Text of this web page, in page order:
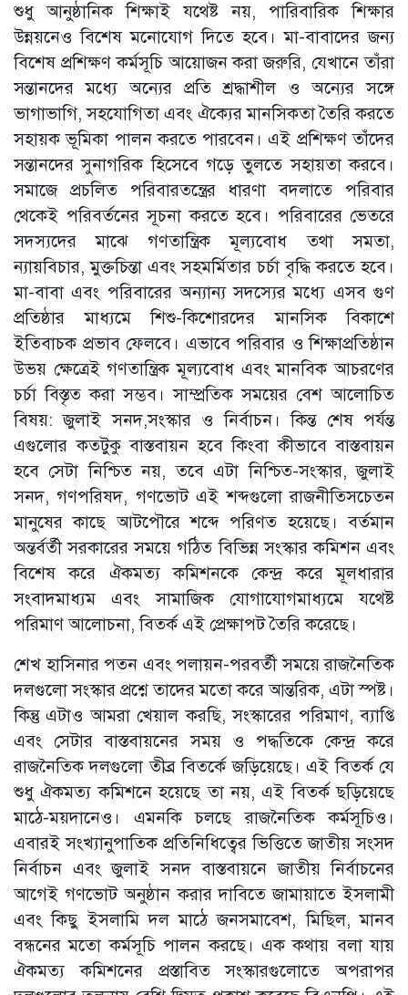
শুধু আনুষ্ঠানিক শিক্ষাই যথেষ্ট নয়, পারিবারিক শিক্ষার
উন্নয়নেও বিশেষ মনোযোগ দিতে হবে। মা-বাবাদের জন্য
বিশেষ প্রশিক্ষণ কর্মসূচি আয়োজন করা জরুরি, যেখানে তাঁরা
সন্তানদের মধ্যে অন্যের প্রতি শ্রদ্ধাশীল ও অন্যের সঙ্গে
ভাগাভাগি, সহযোগিতা এবং ঐক্যের মানসিকতা তৈরি করতে
সহায়ক ভূমিকা পালন করতে পারবেন। এই প্রশিক্ষণ তাঁদের
সন্তানদের সুনাগরিক হিসেবে গড়ে তুলতে সহায়তা করবে।
সমাজে প্রচলিত পরিবারতন্ত্রের ধারণা বদলাতে পরিবার
থেকেই পরিবর্তনের সূচনা করতে হবে। পরিবারের ভেতরে
সদস্যদের মাঝে গণতান্ত্রিক মূল্যবোধ তথা সমতা,
ন্যায়বিচার, মুক্তচিন্তা এবং সহমর্মিতার চর্চা বৃদ্ধি করতে হবে।
মা-বাবা এবং পরিবারের অন্যান্য সদস্যের মধ্যে এসব গুণ
প্রতিষ্ঠার মাধ্যমে শিশু-কিশোরদের মানসিক বিকাশে
ইতিবাচক প্রভাব ফেলবে। এভাবে পরিবার ও শিক্ষাপ্রতিষ্ঠান
উভয় ক্ষেত্রেই গণতান্ত্রিক মূল্যবোধ এবং মানবিক আচরণের
চর্চা বিস্তৃত করা সম্ভব। সাম্প্রতিক সময়ের বেশ আলোচিত
বিষয়: জুলাই সনদ,সংস্কার ও নির্বাচন। কিন্ত শেষ পর্যন্ত
এগুলোর কতটুকু বাস্তবায়ন হবে কিংবা কীভাবে বাস্তবায়ন
হবে সেটা নিশ্চিত নয়, তবে এটা নিশ্চিত-সংস্কার, জুলাই
সনদ, গণপরিষদ, গণভোট এই শব্দগুলো রাজনীতিসচেতন
মানুষের কাছে আটপৌরে শব্দে পরিণত হয়েছে। বর্তমান
অন্তর্বর্তী সরকারের সময়ে গঠিত বিভিন্ন সংস্কার কমিশন এবং
বিশেষ করে ঐকমত্য কমিশনকে কেন্দ্র করে মূলধারার
সংবাদমাধ্যম এবং সামাজিক যোগাযোগমাধ্যমে যথেষ্ট
পরিমাণ আলোচনা, বিতর্ক এই প্রেক্ষাপট তৈরি করেছে।
শেখ হাসিনার পতন এবং পলায়ন-পরবর্তী সময়ে রাজনৈতিক
দলগুলো সংস্কার প্রশ্নে তাদের মতো করে আন্তরিক, এটা স্পষ্ট।
কিন্তু এটাও আমরা খেয়াল করছি, সংস্কারের পরিমাণ, ব্যাপ্তি
এবং সেটার বাস্তবায়নের সময় ও পদ্ধতিকে কেন্দ্র করে
রাজনৈতিক দলগুলো তীব্র বিতর্কে জড়িয়েছে। এই বিতর্ক যে
শুধু ঐকমত্য কমিশনে হয়েছে তা নয়, এই বিতর্ক ছড়িয়েছে
মাঠে-ময়দানেও। এমনকি চলছে রাজনৈতিক কর্মসূচিও।
এবারই সংখ্যানুপাতিক প্রতিনিধিত্বের ভিত্তিতে জাতীয় সংসদ
নির্বাচন এবং জুলাই সনদ বাস্তবায়নে জাতীয় নির্বাচনের
আগেই গণভোট অনুষ্ঠান করার দাবিতে জামায়াতে ইসলামী
এবং কিছু ইসলামি দল মাঠে জনসমাবেশ, মিছিল, মানব
বন্ধনের মতো কর্মসূচি পালন করছে। এক কথায় বলা যায়
ঐকমত্য কমিশনের প্রস্তাবিত সংস্কারগুলোতে অপরাপর